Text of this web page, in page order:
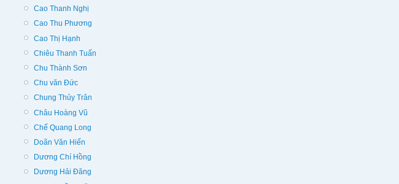
Cao Thanh Nghị
Cao Thu Phương
Cao Thị Hạnh
Chiêu Thanh Tuấn
Chu Thành Sơn
Chu văn Đức
Chung Thủy Trân
Châu Hoàng Vũ
Chế Quang Long
Doãn Văn Hiến
Dương Chí Hồng
Dương Hải Đăng